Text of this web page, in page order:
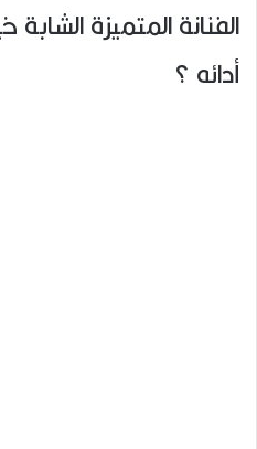
الفنانة المتميزة
أدائه ؟